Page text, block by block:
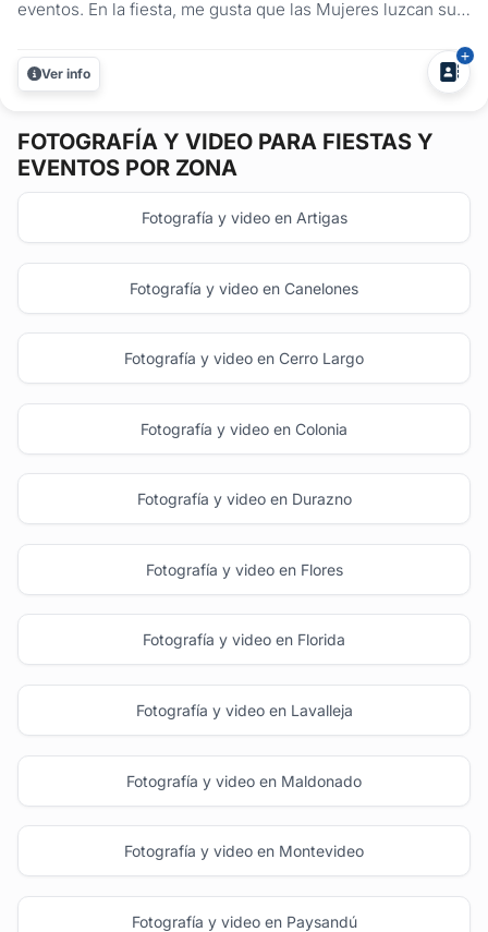
eventos. En la fiesta, me gusta que las Mujeres luzcan sus
fotos en las mesas. Siempre buscamos ofrecer la mejor
calidad, tanto técnica como humana. Para mi, cada fiesta
Ver info
FOTOGRAFÍA Y VIDEO PARA FIESTAS Y
EVENTOS POR ZONA
Fotografía y video en Artigas
Fotografía y video en Canelones
Fotografía y video en Cerro Largo
Fotografía y video en Colonia
Fotografía y video en Durazno
Fotografía y video en Flores
Fotografía y video en Florida
Fotografía y video en Lavalleja
Fotografía y video en Maldonado
Fotografía y video en Montevideo
Fotografía y video en Paysandú